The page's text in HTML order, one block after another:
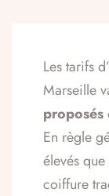
Les tarifs
Marseille
proposés
En règle
élevés
coiffure